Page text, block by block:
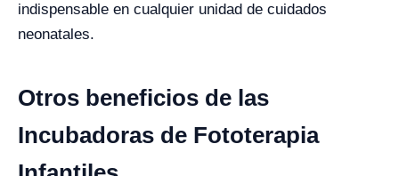
indispensable en cualquier unidad de cuidados
neonatales.
Otros beneficios de las
Incubadoras de Fototerapia